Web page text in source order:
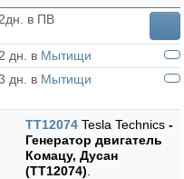
2дн. в ПВ
2 дн. в Мытищи
дн. в Мытищи
TT12074 Tesla Technics -
Генератор двигатель
Комацу, Дусан
(TT12074)